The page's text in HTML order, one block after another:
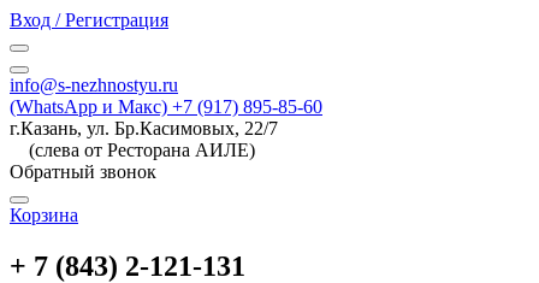
Вход / Регистрация
info@s-nezhnostyu.ru
(WhatsApp и Макс) +7 (917) 895-85-60
г.Казань, ул. Бр.Касимовых, 22/7
(слева от Ресторана АИЛЕ)
Обратный звонок
Корзина
+ 7 (843) 2-121-131